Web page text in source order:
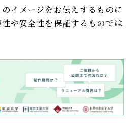
イメージをお伝えするものに
や安全性を保証するものでは